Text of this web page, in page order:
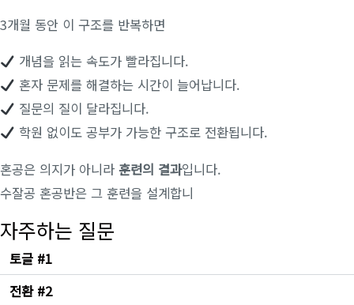
3개월 동안 이 구조를 반복하면
개념을 읽는 속도가 빨라집니다.
혼자 문제를 해결하는 시간이 늘어납니다.
질문의 질이 달라집니다.
학원 없이도 공부가 가능한 구조로 전환됩니다.
혼공은 의지가 아니라 훈련의 결과입니다.
수잘공 혼공반은 그 훈련을 설계합니
자주하는 질문
토글 #1
전환 #2